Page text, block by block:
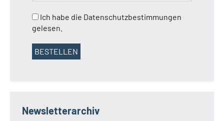
Ich habe die Datenschutzbestimmungen
gelesen.
Newsletterarchiv